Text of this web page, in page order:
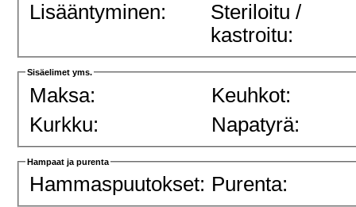
Lisääntyminen:
Steriloitu /
kastroitu:
Sisäelimet yms.
Maksa:
Keuhkot:
Kurkku:
Napatyrä:
Hampaat ja purenta
Hammaspuutokset: Purenta: